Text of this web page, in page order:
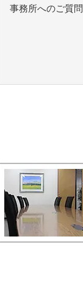
事務所へのご質問